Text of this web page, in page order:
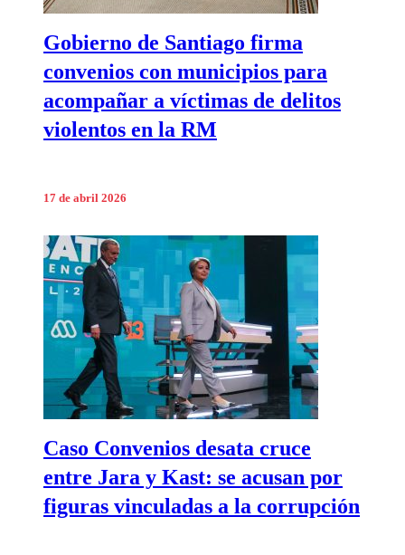
Gobierno de Santiago firma
convenios con municipios para
acompañar a víctimas de delitos
violentos en la RM
17 de abril 2026
Caso Convenios desata cruce
entre Jara y Kast: se acusan por
figuras vinculadas a la corrupción